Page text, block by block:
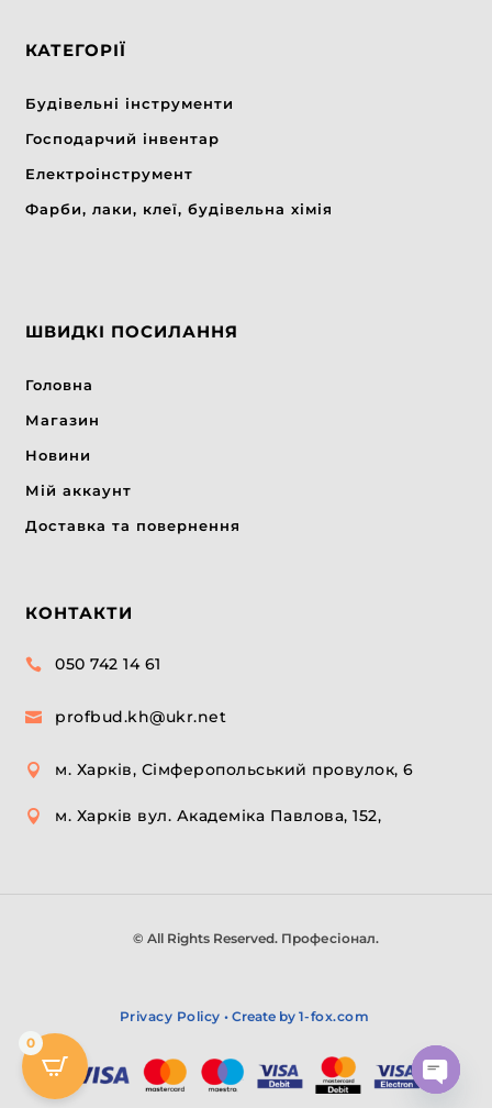
КАТЕГОРІЇ
Будівельні інструменти
Господарчий інвентар
Електроінструмент
Фарби, лаки, клеї, будівельна хімія
ШВИДКІ ПОСИЛАННЯ
Головна
Магазин
Новини
Мій аккаунт
Доставка та повернення
КОНТАКТИ
 050 742 14 61
 profbud.kh@ukr.net
 м. Харків, Сімферопольський провулок, 6
 м. Харків вул. Академіка Павлова, 152,
© All Rights Reserved. Професіонал.
Privacy Policy • Create by 1-fox.com
0